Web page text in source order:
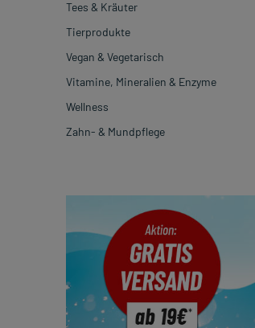
Tees & Kräuter
Tierprodukte
Vegan & Vegetarisch
Vitamine, Mineralien & Enzyme
Wellness
Zahn- & Mundpflege